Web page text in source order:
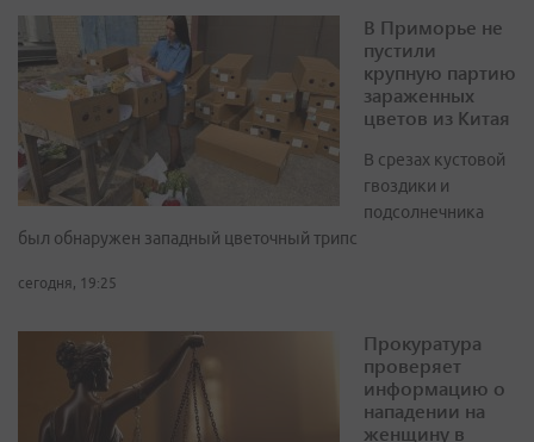
В Приморье не
пустили
крупную партию
зараженных
цветов из Китая
В срезах кустовой
гвоздики и
подсолнечника
был обнаружен западный цветочный трипс
сегодня, 19:25
Прокуратура
проверяет
информацию о
нападении на
женщину в